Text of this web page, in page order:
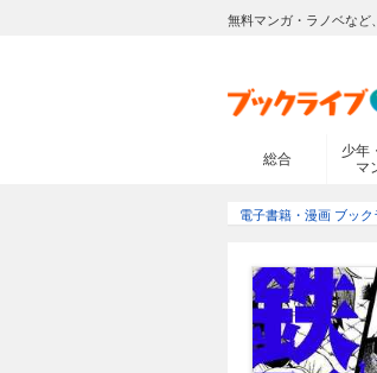
無料マンガ・ラノベなど
総合
少年
マ
電子書籍・漫画 ブッ